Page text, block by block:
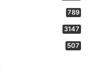
789
3147
507